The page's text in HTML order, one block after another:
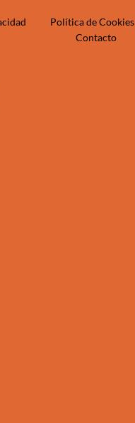
Política de Cookies
Contacto